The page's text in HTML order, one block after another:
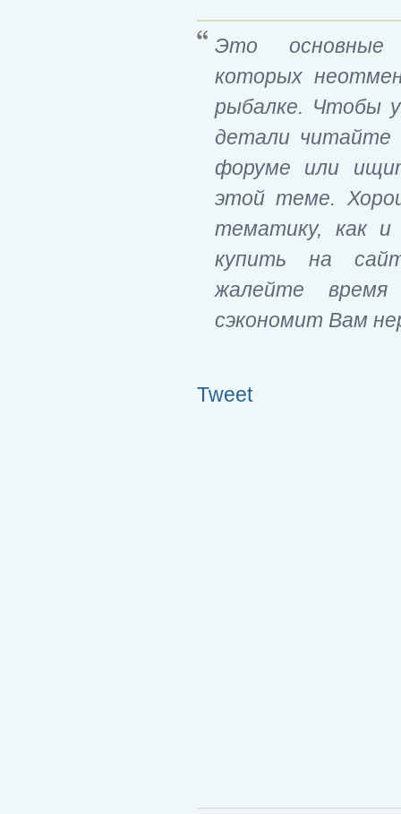
Это основные
которых
рыбалке. Чтобы
детали
форуме или
этой теме.
тематику, как
купить на
жалейте
сэкономит Вам
Tweet